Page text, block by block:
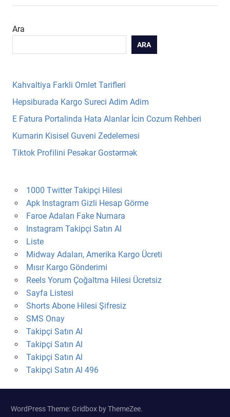
Ara
ARA
Kahvaltiya Farkli Omlet Tarifleri
Hepsiburada Kargo Sureci Adim Adim
E Fatura Portalinda Hata Alanlar İcin Cozum Rehberi
Kumarin Kisisel Guveni Zedelemesi
Tiktok Profilini Pesəkar Gostərmək
1000 Twitter Takipçi Hilesi
Apk Instagram Gizli Hesap Görme
Faroe Adaları Fake Numara
Instagram Takipçi Satın Al
Liste
Midway Adaları, Amerika Kargo Ücreti
Mısır Kargo Gönderimi
Reels Yorum Çoğaltma Hilesi Ücretsiz
Sayfa Listesi
Shorts Abone Hilesi Şifresiz
SMS Onay
Takipçi Satın Al
Takipçi Satın Al
Takipçi Satın Al
Takipçi Satın Al 496
WordPress Theme: Gridbox by ThemeZee.